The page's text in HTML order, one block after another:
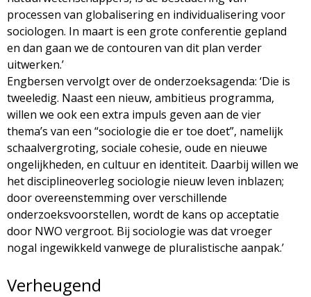
processen van globalisering en individualisering voor
sociologen. In maart is een grote conferentie gepland
en dan gaan we de contouren van dit plan verder
uitwerken.’
Engbersen vervolgt over de onderzoeksagenda: ‘Die is
tweeledig. Naast een nieuw, ambitieus programma,
willen we ook een extra impuls geven aan de vier
thema’s van een “sociologie die er toe doet”, namelijk
schaalvergroting, sociale cohesie, oude en nieuwe
ongelijkheden, en cultuur en identiteit. Daarbij willen we
het disciplineoverleg sociologie nieuw leven inblazen;
door overeenstemming over verschillende
onderzoeksvoorstellen, wordt de kans op acceptatie
door NWO vergroot. Bij sociologie was dat vroeger
nogal ingewikkeld vanwege de pluralistische aanpak.’
Verheugend